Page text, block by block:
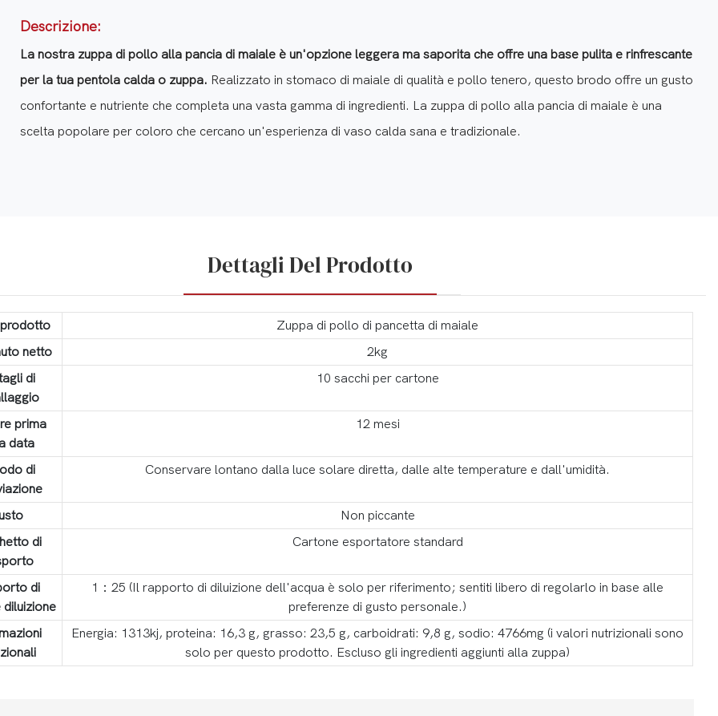
Descrizione:
La nostra zuppa di pollo alla pancia di maiale è un'opzione leggera ma saporita che offre una base pulita e rinfrescante
per la tua pentola calda o zuppa. Realizzato in stomaco di maiale di qualità e pollo tenero, questo brodo offre un gusto
confortante e nutriente che completa una vasta gamma di ingredienti. La zuppa di pollo alla pancia di maiale è una
scelta popolare per coloro che cercano un'esperienza di vaso calda sana e tradizionale.
Dettagli Del Prodotto
Zuppa di pollo di pancetta di maiale
netto
2kg
di
10 sacchi per cartone
prima
data
12 mesi
di
Conservare lontano dalla luce solare diretta, dalle alte temperature e dall'umidità.
Non piccante
di
Cartone esportatore standard
di
diluizione
1：25 (Il rapporto di diluizione dell'acqua è solo per riferimento; sentiti libero di regolarlo in base alle
preferenze di gusto personale.)
Energia: 1313kj, proteina: 16,3 g, grasso: 23,5 g, carboidrati: 9,8 g, sodio: 4766mg (i valori nutrizionali sono
solo per questo prodotto. Escluso gli ingredienti aggiunti alla zuppa)